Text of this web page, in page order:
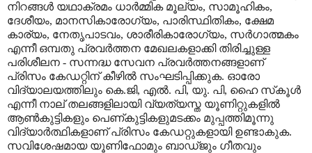
നിറങ്ങൾ യഥാക്രമം ധാർമ്മിക മൂല്യം, സാമൂഹികം,
ദേശീയം, മാനസികാരോഗ്യം, പാരിസ്ഥിതികം, ക്ഷേമ
കാര്യം, നേതൃപാടവം, ശാരീരികാരോഗ്യം, സർഗാത്മകം
എന്നീ ഒമ്പതു പ്രവർത്തന മേഖലകളാക്കി തിരിച്ചുള്ള
പരിശീലന - സന്നദ്ധ സേവന പ്രവർത്തനങ്ങളാണ്
പ്രിസം കേഡറ്റിന് കീഴിൽ സംഘടിപ്പിക്കുക. ഓരോ
വിദ്യാലയത്തിലും കെ.ജി, എൽ. പി, യു. പി, ഹൈ സ്‌കൂൾ
എന്നീ നാല് തലങ്ങളിലായി വ്യത്യസ്ത യൂണിറ്റുകളിൽ
ആൺകുട്ടികളും പെണ്കുട്ടികളുമടക്കം മുപ്പത്തിമൂന്നു
വിദ്യാർത്ഥികളാണ് പ്രിസം കേഡറ്റുകളായി ഉണ്ടാകുക.
സവിശേഷമായ യൂണിഫോമും ബാഡ്ജും ഗീതവും